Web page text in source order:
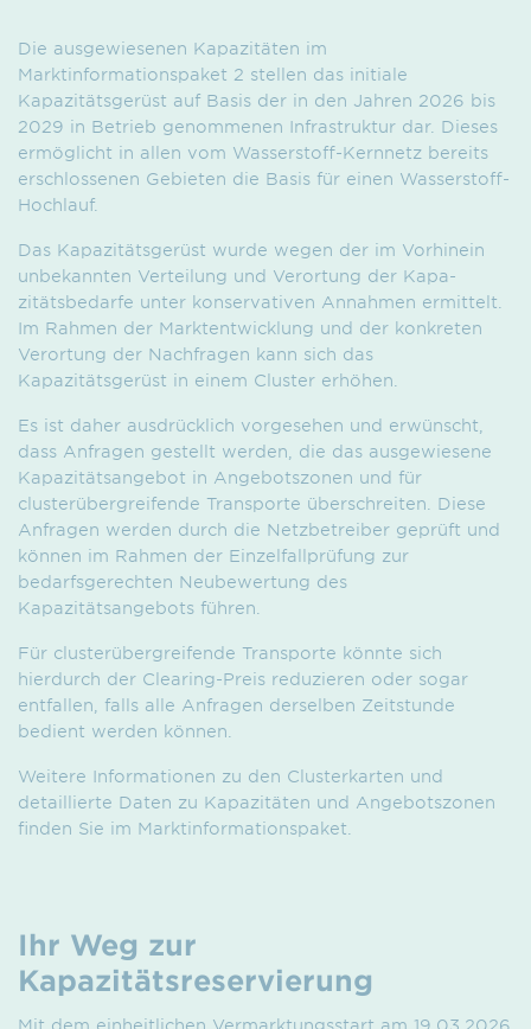
Die ausgewiesenen Kapazitäten im
Marktinformationspaket 2 stellen das initiale
Kapazitätsgerüst auf Basis der in den Jahren 2026 bis
2029 in Betrieb genommenen Infrastruktur dar. Dieses
ermöglicht in allen vom Wasserstoff-Kernnetz bereits
erschlossenen Gebieten die Basis für einen Wasserstoff-
Hochlauf.
Das Kapazitätsgerüst wurde wegen der im Vorhinein
unbekannten Verteilung und Verortung der Kapa­
zitätsbedarfe unter konservativen Annahmen ermittelt.
Im Rahmen der Marktentwicklung und der konkreten
Verortung der Nachfragen kann sich das
Kapazitätsgerüst in einem Cluster erhöhen.
Es ist daher ausdrücklich vorgesehen und erwünscht,
dass Anfragen gestellt werden, die das ausgewiesene
Kapazitätsangebot in Angebots­zonen und für
clusterübergreifende Transporte überschreiten. Diese
Anfragen werden durch die Netzbetreiber geprüft und
können im Rahmen der Einzelfallprüfung zur
bedarfsgerechten Neu­bewertung des
Kapazitätsangebots führen.
Für clusterübergreifende Transporte könnte sich
hierdurch der Clearing-Preis reduzieren oder sogar
entfallen, falls alle Anfragen derselben Zeitstunde
bedient werden können.
Weitere Informationen zu den Clusterkarten und
detaillierte Daten zu Kapazitäten und Angebotszonen
finden Sie im Marktinformationspaket.
Ihr Weg zur
Kapazitätsreservierung